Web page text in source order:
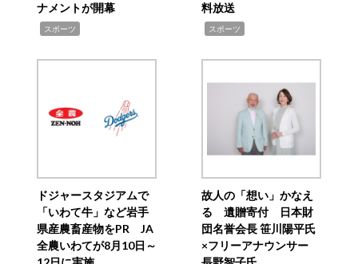
ナメントが開幕
スポーツ
料放送
スポーツ
ドジャースタジアムで
「いわて牛」など岩手
県産農畜産物をPR JA
全農いわてが8月10日～
故人の「想い」かなえ
る 遺贈寄付 日本財
団名誉会長 笹川陽平氏
×フリーアナウンサー